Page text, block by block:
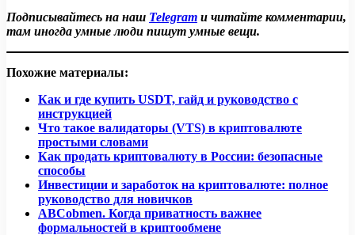
льготного статуса заявителя. Оформление обычно
происходит через банки-партнёры или государственные
структуры.
государственной поддержкой и льготные займы для
малого бизнеса или сельского хозяйства. Конкретные
программ поддержки.
Подписывайтесь на наш Telegram и читайте комментарии,
там иногда умные люди пишут умные вещи.
Похожие материалы:
Как и где купить USDT, гайд и руководство с
инструкцией
Что такое валидаторы (VTS) в криптовалюте
простыми словами
Как продать криптовалюту в России: безопасные
способы
Инвестиции и заработок на криптовалюте: полное
руководство для новичков
ABCobmen. Когда приватность важнее
формальностей в криптообмене